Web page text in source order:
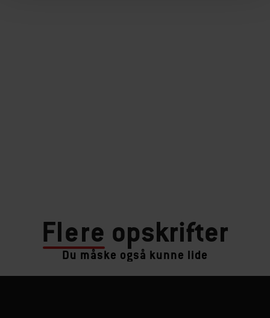
Flere opskrifter
Du måske også kunne lide